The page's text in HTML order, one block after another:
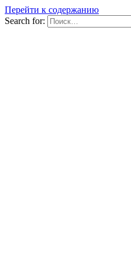
Перейти к содержанию
Search for: